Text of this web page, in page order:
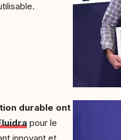
durable ont
pour le